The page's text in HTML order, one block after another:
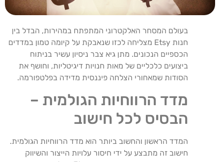
בעולם המסחר האלקטרוני המתפתח במהירות, הבדל בין
חנות Etsy מצליחה לכזו שנאבקת על קיומה טמון במדדים
הכספיים הנכונים. מתן גיא צבר ניסיון עשיר בניתוח
ביצועים כלכליים של מאות חנויות דיגיטליות, וחושף את
הסודות שמאחורי הצלחה פיננסית מדידה בפלטפורמה.
מדד הרווחיות הגולמית –
הבסיס לכל חישוב
המדד הראשון והחשוב ביותר הוא מדד הרווחיות הגולמית.
חישוב זה מתבצע על ידי חיסור עלויות הייצור והשיווק